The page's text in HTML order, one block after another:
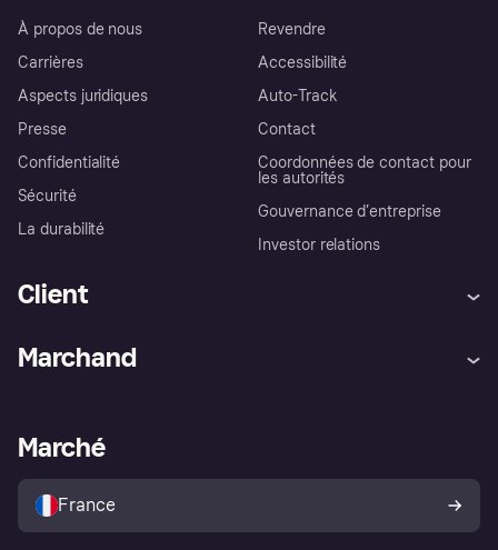
À propos de nous
Carrières
Aspects juridiques
Presse
Confidentialité
Sécurité
La durabilité
Revendre
Accessibilité
Auto-Track
Contact
Coordonnées de contact pour
les autorités
Gouvernance d’entreprise
Investor relations
Client
Explorez les magasins
Politique de protection de
l’acheteur Klarna
Marchand
Portail Marchand
Marché
France